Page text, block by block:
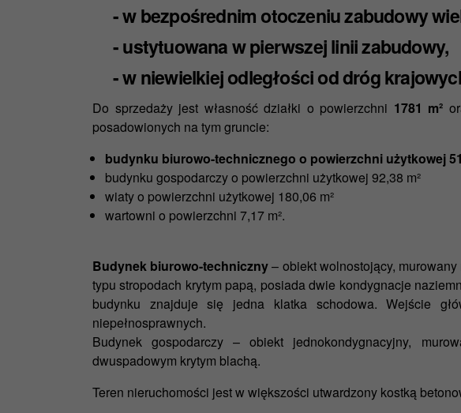
- w bezpośrednim otoczeniu zabudowy
- ustytuowana w pierwszej linii zabudowy,
- w niewielkiej odległości od dróg
Do sprzedaży jest własność działki o powierzchni 1781 m²
posadowionych na tym gruncie:
budynku biurowo-technicznego o powierzchni użytkowej
budynku gospodarczy o powierzchni użytkowej 92,38 m²
wiaty o powierzchni użytkowej 180,06 m²
wartowni o powierzchni 7,17 m².
Budynek biurowo-techniczny– obiekt wolnostojący,
typu stropodach krytym papą, posiada dwie kondygnacje
budynku znajduje się jedna klatka schodowa. Wejście
niepełnosprawnych.
Budynek gospodarczy – obiekt jednokondygnacyjny,
dwuspadowym krytym blachą.
Teren nieruchomości jest w większości utwardzony kostką